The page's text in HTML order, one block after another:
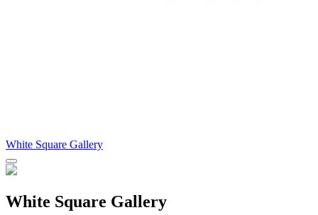
White Square Gallery
White Square Gallery